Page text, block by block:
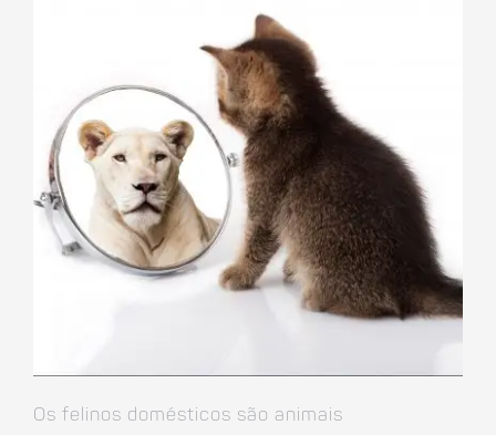
Os felinos domésticos são animais